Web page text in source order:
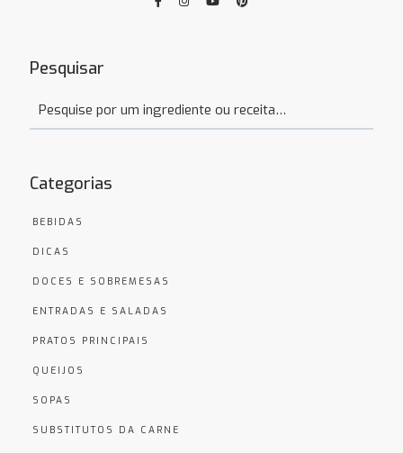
Pesquisar
Categorias
BEBIDAS
DICAS
DOCES E SOBREMESAS
ENTRADAS E SALADAS
PRATOS PRINCIPAIS
QUEIJOS
SOPAS
SUBSTITUTOS DA CARNE